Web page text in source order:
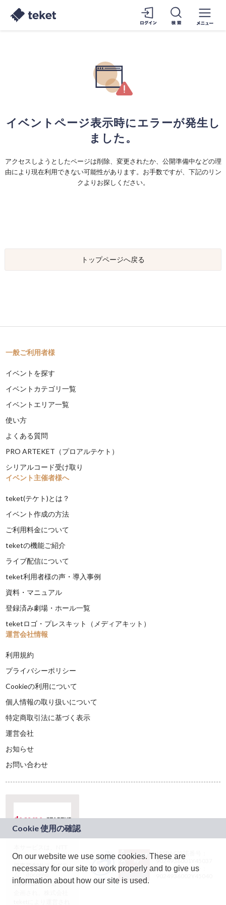
イベントページ表示時にエラーが発生し
ました。
アクセスしようとしたページは削除、変更されたか、公開準備中などの理
由により現在利用できない可能性があります。お手数ですが、下記のリン
クよりお探しください。
トップページへ戻る
一般ご利用者様
イベントを探す
イベントカテゴリ一覧
イベントエリア一覧
使い方
よくある質問
PRO ARTEKET（プロアルテケト）
シリアルコード受け取り
イベント主催者様へ
teket(テケト)とは？
イベント作成の方法
ご利用料金について
teketの機能ご紹介
ライブ配信について
teket利用者様の声・導入事例
資料・マニュアル
登録済み劇場・ホール一覧
teketロゴ・プレスキット（メディアキット）
運営会社情報
利用規約
プライバシーポリシー
Cookieの利用について
個人情報の取り扱いについて
特定商取引法に基づく表示
運営会社
お知らせ
お問い合わせ
ドコモグループの新
規事業創出プログラ
ム「docomo
STARTUP」を通じて
JASRAC許諾番号：
9024936001Y45037
JASRAC許諾番号：
On our website we use some cookies. These are
necessary for our site to work properly and to give us
information about how our site is used.